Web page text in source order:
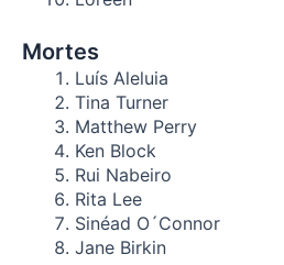
Mortes
Luís Aleluia
Tina Turner
Matthew Perry
Ken Block
Rui Nabeiro
Rita Lee
Sinéad O´Connor
Jane Birkin